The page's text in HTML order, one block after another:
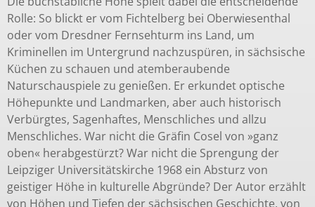
Rolle: So blickt er vom Fichtelberg bei Oberwiesenthal
oder vom Dresdner Fernsehturm ins Land, um
Kriminellen im Untergrund nachzuspüren, in sächsische
Küchen zu schauen und atemberaubende
Naturschauspiele zu genießen. Er erkundet optische
Höhepunkte und Landmarken, aber auch historisch
Verbürgtes, Sagenhaftes, Menschliches und allzu
Menschliches. War nicht die Gräfin Cosel von »ganz
oben« herabgestürzt? War nicht die Sprengung der
Leipziger Universitätskirche 1968 ein Absturz von
geistiger Höhe in kulturelle Abgründe? Der Autor erzählt
von Höhen und Tiefen der sächsischen Geschichte, von